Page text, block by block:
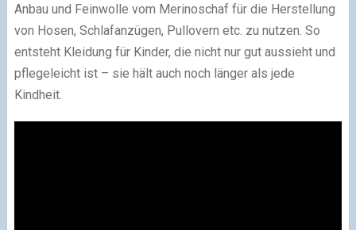
Anbau und Feinwolle vom Merinoschaf für die Herstellung
von Hosen, Schlafanzügen, Pullovern etc. zu nutzen. So
entsteht Kleidung für Kinder, die nicht nur gut aussieht und
pflegeleicht ist – sie hält auch noch länger als jede
Kindheit.